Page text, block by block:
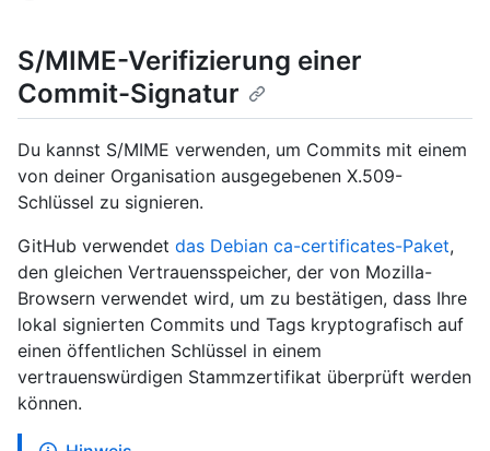
S/MIME-Verifizierung einer
Commit-Signatur
Du kannst S/MIME verwenden, um Commits mit einem
von deiner Organisation ausgegebenen X.509-
Schlüssel zu signieren.
GitHub verwendet das Debian ca-certificates-Paket,
den gleichen Vertrauensspeicher, der von Mozilla-
Browsern verwendet wird, um zu bestätigen, dass Ihre
lokal signierten Commits und Tags kryptografisch auf
einen öffentlichen Schlüssel in einem
vertrauenswürdigen Stammzertifikat überprüft werden
können.